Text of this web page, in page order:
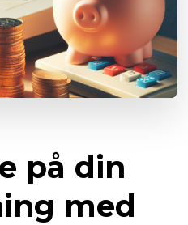
på din
med